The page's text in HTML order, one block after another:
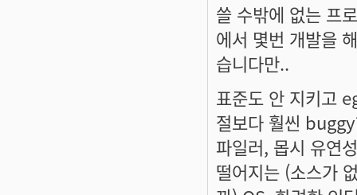
쓸 수밖에 없는 프
에서 몇번 개발을
습니다만..
표준도 안 지키고
절보다 훨씬
파일러, 몹시 유연
떨어지는 (소스가